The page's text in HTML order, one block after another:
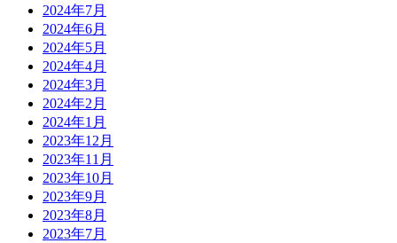
2024年7月
2024年6月
2024年5月
2024年4月
2024年3月
2024年2月
2024年1月
2023年12月
2023年11月
2023年10月
2023年9月
2023年8月
2023年7月